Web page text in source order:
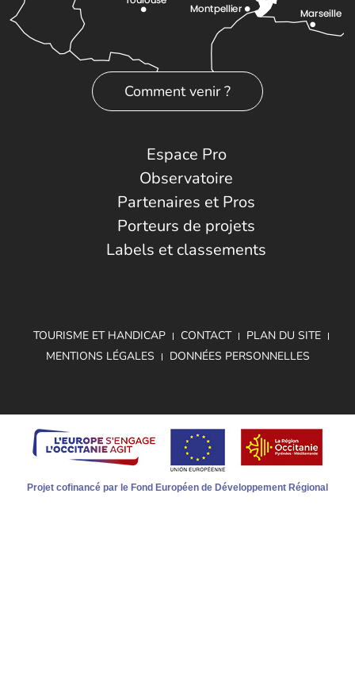
Comment venir ?
Espace Pro
Observatoire
Partenaires et Pros
Porteurs de projets
Labels et classements
TOURISME ET HANDICAP CONTACT
PLAN DU SITE
MENTIONS LÉGALES
DONNÉES PERSONNELLES
Projet cofinancé par le Fond Européen de Développement Régional